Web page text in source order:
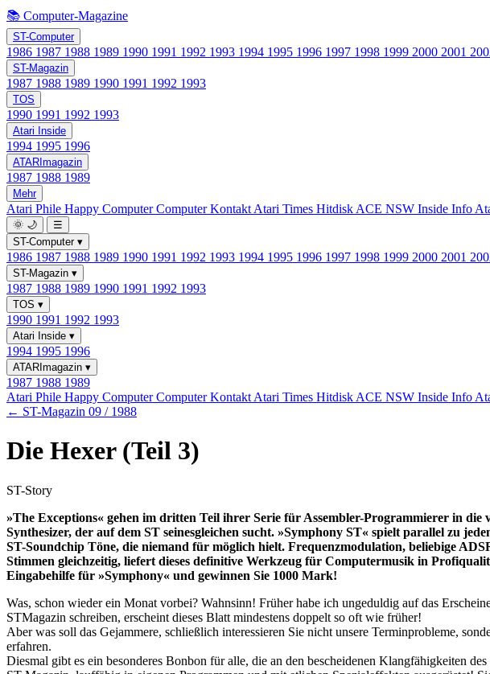
📚 Computer-Magazine
ST-Computer
1986 1987 1988 1989 1990 1991 1992 1993 1994 1995 1996 1997 1998 1999 2000 2001
ST-Magazin
1987 1988 1989 1990 1991 1992 1993
TOS
1990 1991 1992 1993
Atari Inside
1994 1995 1996
ATARImagazin
1987 1988 1989
Mehr
Atari Phile Happy ComputerComputer Kontakt Atari Times Hitdisk ACE NSW Inside Info
🌞 🌙
☰
ST-Computer ▾
1986 1987 1988 1989 1990 1991 1992 1993 1994 1995 1996 1997 1998 1999 2000 2001
ST-Magazin ▾
1987 1988 1989 1990 1991 1992 1993
TOS ▾
1990 1991 1992 1993
Atari Inside ▾
1994 1995 1996
ATARImagazin ▾
1987 1988 1989
Atari Phile Happy ComputerComputer Kontakt Atari Times Hitdisk ACE NSW Inside Info
← ST-Magazin 09 / 1988
Die Hexer (Teil 3)
ST-Story
»The Exceptions« gehen im dritten Teil ihrer Serie für Assembler-Programmierer in
Synthesizer, der auf dem ST seinesgleichen sucht. »Symphony ST« spielt parallel zu
ST-Soundchip Töne, die niemand für möglich hielt. Frequenzmodulation, beliebige
Stimmen gleichzeitig, liefert dieses definitive Werkzeug für Computermusik in
Eingabehilfe für »Symphony« und gewinnen Sie 1000 Mark!
Was, schon wieder ein Monat vorbei? Wahnsinn! Früher habe ich ungeduldig auf das
STMagazin schreiben, erscheint dieses Blatt mindestens doppelt so oft wie früher!
Aber was soll das Gejammere, schließlich interessieren Sie nicht unsere Terminprobleme,
erfahren.
Diesmal gibt es ein besonderes Bonbon für alle, die an den bescheidenen Klangfähigkeiten